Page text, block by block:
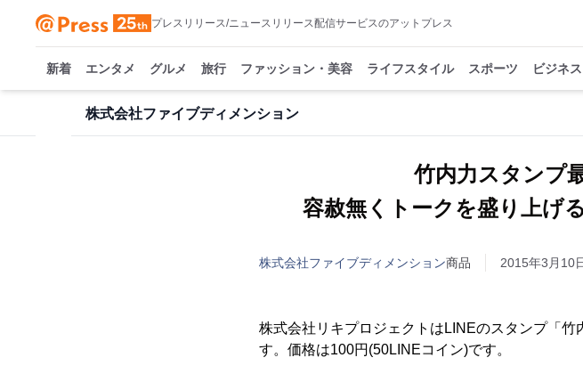
プレスリリース/ニュースリリース配信サービスのアットプレス
新着 エンタメ グルメ 旅行 ファッション・美容 ライフスタイル スポーツ ビジネス
株式会社ファイブディメンション
竹内力スタンプ
容赦無くトークを盛り上げ
株式会社ファイブディメンション商品 2015年3月10
株式会社リキプロジェクトはLINEのスタンプ「
す。価格は100円(50LINEコイン)です。